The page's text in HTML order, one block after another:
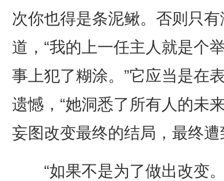
次你也得是条泥鳅。否则只
道，“我的上一任主人就是个
事上犯了糊涂。”它应当是在
遗憾，“她洞悉了所有人的未
妄图改变最终的结局，最终
“如果不是为了做出改变。